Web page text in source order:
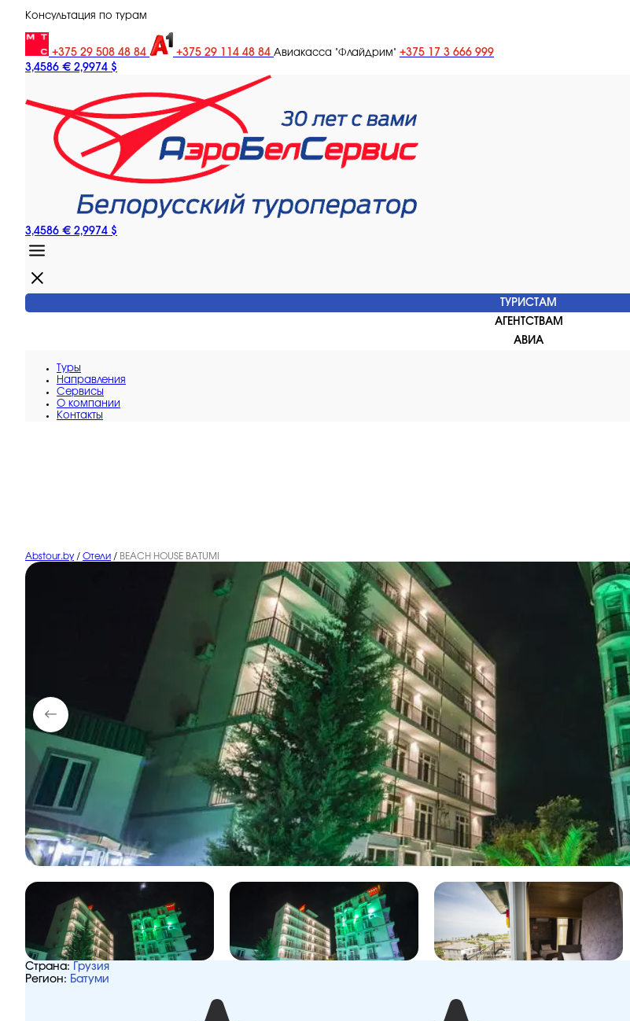
Консультация по турам
+375 29 508 48 84 +375 29 114 48 84 Авиакасса "Флайдрим" +375 17 3 666 999
3,4586 € 2,9974 $
3,4586 € 2,9974 $
ТУРИСТАМ
АГЕНТСТВАМ
АВИА
Туры
Направления
Сервисы
O компании
Контакты
Abstour.by / Отели / BEACH HOUSE BATUMI
Страна:
Грузия
Регион: Батуми